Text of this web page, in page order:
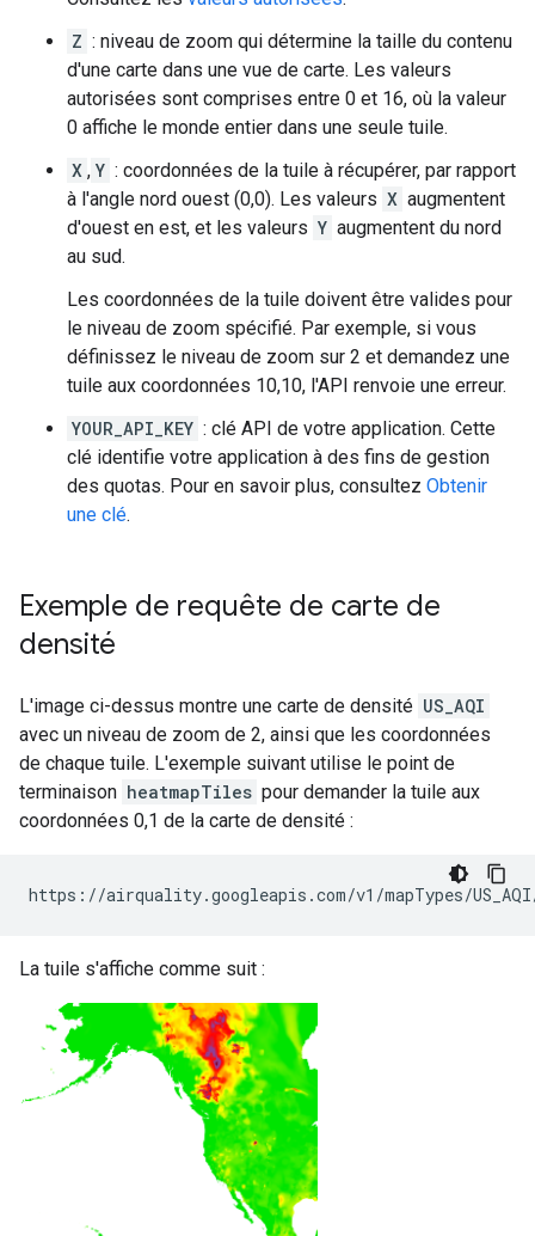
Z : niveau de zoom qui détermine la taille du contenu
d'une carte dans une vue de carte. Les valeurs
autorisées sont comprises entre 0 et 16, où la valeur
0 affiche le monde entier dans une seule tuile.
X , Y : coordonnées de la tuile à récupérer, par rapport
à l'angle nord ouest (0,0). Les valeurs X augmentent
d'ouest en est, et les valeurs Y augmentent du nord
au sud.
Les coordonnées de la tuile doivent être valides pour
le niveau de zoom spécifié. Par exemple, si vous
définissez le niveau de zoom sur 2 et demandez une
tuile aux coordonnées 10,10, l'API renvoie une erreur.
YOUR_API_KEY : clé API de votre application. Cette
clé identifie votre application à des fins de gestion
des quotas. Pour en savoir plus, consultez Obtenir
une clé.
Exemple de requête de carte de
densité
L'image ci-dessus montre une carte de densité US_AQI
avec un niveau de zoom de 2, ainsi que les coordonnées
de chaque tuile. L'exemple suivant utilise le point de
terminaison heatmapTiles pour demander la tuile aux
coordonnées 0,1 de la carte de densité :
https://airquality.googleapis.com/v1/mapTypes/
La tuile s'affiche comme suit :